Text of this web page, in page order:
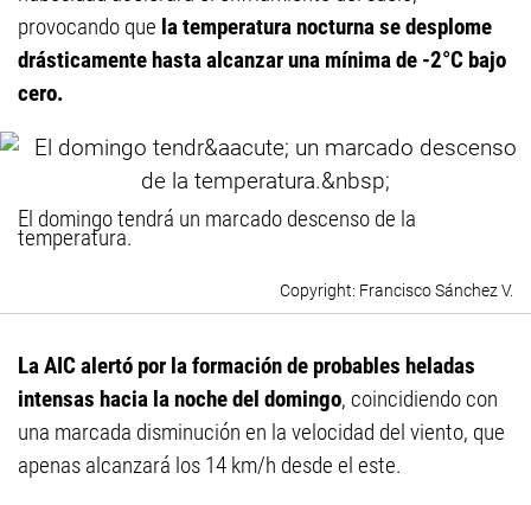
provocando que la temperatura nocturna se desplome
drásticamente hasta alcanzar una mínima de -2°C bajo
cero.
El domingo tendrá un marcado descenso de la
temperatura.
Francisco Sánchez V.
La AIC alertó por la formación de probables heladas
intensas hacia la noche del domingo, coincidiendo con
una marcada disminución en la velocidad del viento, que
apenas alcanzará los 14 km/h desde el este.